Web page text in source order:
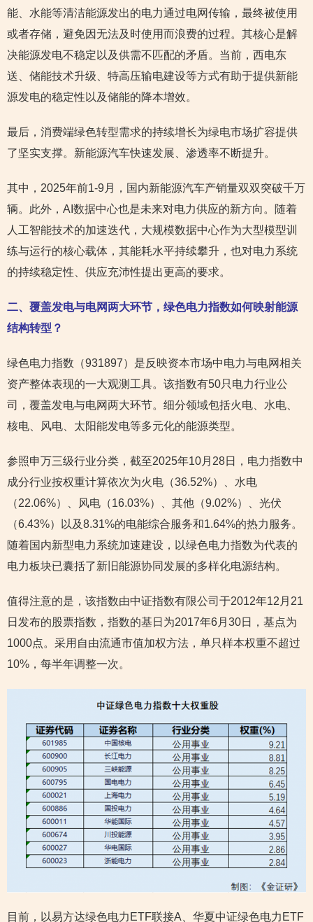
能、水能等清洁能源发出的电力通过电网传输，最终被使用
或者存储，避免因无法及时使用而浪费的过程。其核心是解
决能源发电不稳定以及供需不匹配的矛盾。当前，西电东
送、储能技术升级、特高压输电建设等方式有助于提供新能
源发电的稳定性以及储能的降本增效。
最后，消费端绿色转型需求的持续增长为绿电市场扩容提供
了坚实支撑。新能源汽车快速发展、渗透率不断提升。
其中，2025年前1-9月，国内新能源汽车产销量双双突破千万
辆。此外，AI数据中心也是未来对电力供应的新方向。随着
人工智能技术的加速迭代，大规模数据中心作为大型模型训
练与运行的核心载体，其能耗水平持续攀升，也对电力系统
的持续稳定性、供应充沛性提出更高的要求。
二、覆盖发电与电网两大环节，绿色电力指数如何映射能源
结构转型？
绿色电力指数（931897）是反映资本市场中电力与电网相关
资产整体表现的一大观测工具。该指数有50只电力行业公
司，覆盖发电与电网两大环节。细分领域包括火电、水电、
核电、风电、太阳能发电等多元化的能源类型。
参照申万三级行业分类，截至2025年10月28日，电力指数中
成分行业按权重计算依次为火电（36.52%）、水电
（22.06%）、风电（16.03%）、其他（9.02%）、光伏
（6.43%）以及8.31%的电能综合服务和1.64%的热力服务。
随着国内新型电力系统加速建设，以绿色电力指数为代表的
电力板块已囊括了新旧能源协同发展的多样化电源结构。
值得注意的是，该指数由中证指数有限公司于2012年12月21
日发布的股票指数，指数的基日为2017年6月30日，基点为
1000点。采用自由流通市值加权方法，单只样本权重不超过
10%，每半年调整一次。
目前，以易方达绿色电力ETF联接A、华夏中证绿色电力ETF